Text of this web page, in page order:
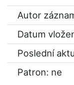
Autor
Datum
Poslední
Patron: ne